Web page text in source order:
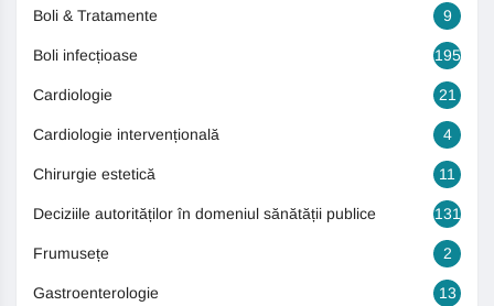
Boli & Tratamente 9
Boli infecțioase 195
Cardiologie 21
Cardiologie intervențională 4
Chirurgie estetică 11
Deciziile autorităților în domeniul sănătății publice 131
Frumusețe 2
Gastroenterologie 13